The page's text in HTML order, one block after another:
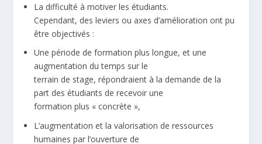
La difficulté à motiver les étudiants.
Cependant, des leviers ou axes d’amélioration ont pu
être objectivés :
Une période de formation plus longue, et une
augmentation du temps sur le
terrain de stage, répondraient à la demande de la
part des étudiants de recevoir une
formation plus « concrète »,
L’augmentation et la valorisation de ressources
humaines par l’ouverture de